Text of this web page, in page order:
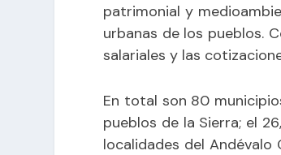
patrimonial y
urbanas de los pueblos.
salariales y las
En total son 80
pueblos de la Sierra; el
localidades del Andévalo